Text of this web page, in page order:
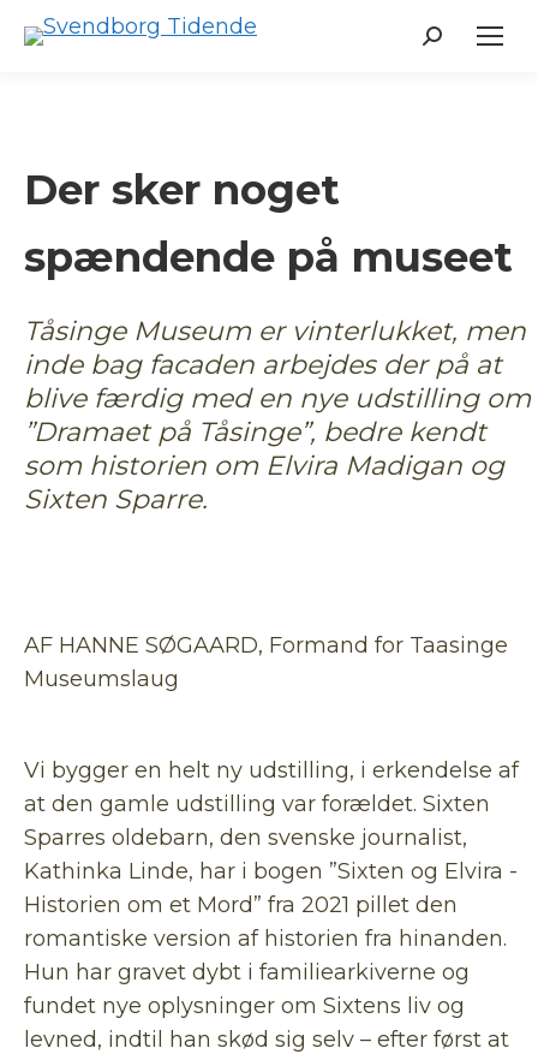
Search:
Der sker noget
spændende på museet
Tåsinge Museum er vinterlukket, men
inde bag facaden arbejdes der på at
blive færdig med en nye udstilling om
”Dramaet på Tåsinge”, bedre kendt
som historien om Elvira Madigan og
Sixten Sparre.
AF HANNE SØGAARD, Formand for Taasinge
Museumslaug
Vi bygger en helt ny udstilling, i erkendelse af
at den gamle udstilling var forældet. Sixten
Sparres oldebarn, den svenske journalist,
Kathinka Linde, har i bogen ”Sixten og Elvira -
Historien om et Mord” fra 2021 pillet den
romantiske version af historien fra hinanden.
Hun har gravet dybt i familiearkiverne og
fundet nye oplysninger om Sixtens liv og
levned, indtil han skød sig selv – efter først at